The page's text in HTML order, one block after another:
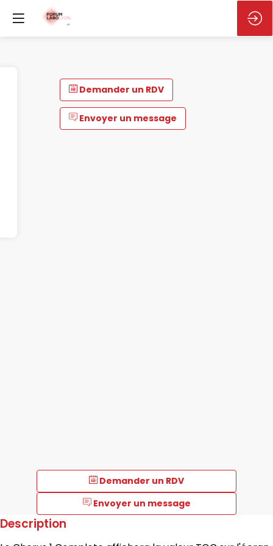
Demander un RDV
Envoyer un message
Demander un RDV
Envoyer un message
Description